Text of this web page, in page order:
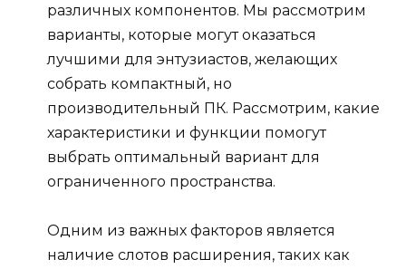
различных компонентов. Мы рассмотрим
варианты, которые могут оказаться
лучшими для энтузиастов, желающих
собрать компактный, но
производительный ПК. Рассмотрим, какие
характеристики и функции помогут
выбрать оптимальный вариант для
ограниченного пространства.
Одним из важных факторов является
наличие слотов расширения, таких как